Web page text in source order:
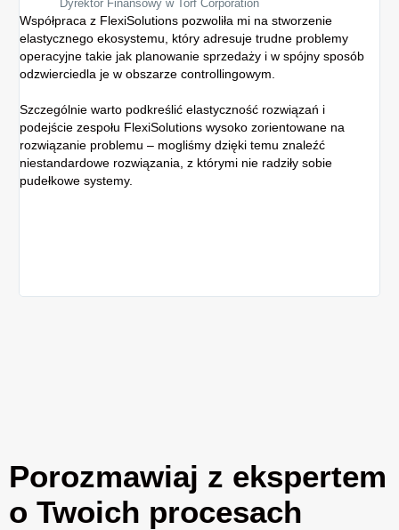
Dyrektor Finansowy w Torf Corporation
Współpraca z FlexiSolutions pozwoliła mi na stworzenie
elastycznego ekosystemu, który adresuje trudne problemy
operacyjne takie jak planowanie sprzedaży i w spójny sposób
odzwierciedla je w obszarze controllingowym.
Szczególnie warto podkreślić elastyczność rozwiązań i
podejście zespołu FlexiSolutions wysoko zorientowane na
rozwiązanie problemu – mogliśmy dzięki temu znaleźć
niestandardowe rozwiązania, z którymi nie radziły sobie
pudełkowe systemy.
Porozmawiaj z ekspertem
o Twoich procesach